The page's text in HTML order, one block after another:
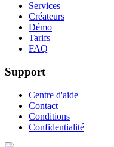
Services
Créateurs
Démo
Tarifs
FAQ
Support
Centre d'aide
Contact
Conditions
Confidentialité